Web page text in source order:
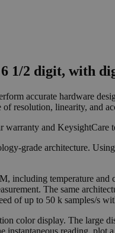
1/2 digit, with
accurate hardware
of resolution, linearity, and
and KeysightCare
grade architecture.
including temperature
The same
of up to 50 k samples/s
color display. The large